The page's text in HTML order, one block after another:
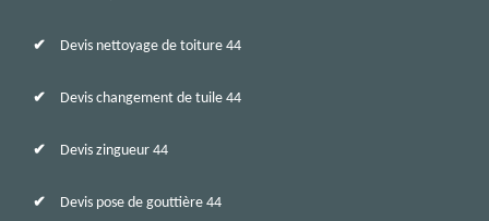
Devis nettoyage de toiture 44
Devis changement de tuile 44
Devis zingueur 44
Devis pose de gouttière 44